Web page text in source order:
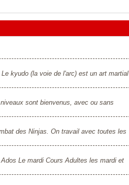
kyudo (la voie de l'arc) est un art martial
sont bienvenus, avec ou sans
des Ninjas. On travail avec toutes les
Le mardi Cours Adultes les mardi et